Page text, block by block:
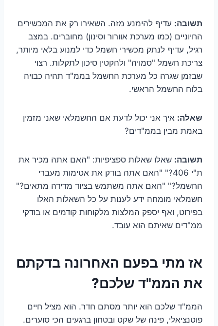
תשובה: עדיף להימנע מזה. השאירו רק את המכשירים
החיוניים (כמו מערכת אוורור וסינון) מחוברים. במצב
רגיל, עדיף לנתק מכשירי חשמל כדי למנוע בלאי מיותר,
צריכת חשמל "סמויה" ולהקטין סיכון לתקלות. רצוי
שבזמן שגרה כל מערכת החשמל בממ"ד תהיה כבויה
בלוח החשמל הראשי.
שאלה: איך אני יכול לדעת אם החשמלאי שאני מזמין
באמת מבין בממ"דים?
תשובה: שאלו שאלות ספציפיות: "האם אתה מכיר את
ת"י 406?" "האם אתה בודק את אטימות מעברי
החשמל?" "האם אתה משתמש בציוד מדידה מתאים?"
חשמלאי מומחה ידע לענות על כל השאלות האלו
בפירוט, ואף יספק המלצות מלקוחות קודמים או בודקי
ממ"דים שאיתם הוא עובד.
אז מתי בפעם האחרונה בדקתם
את הממ"ד שלכם?
הממ"ד שלכם הוא יותר מסתם חדר. הוא מציל חיים
פוטנציאלי, פינה של שקט ובטחון ברגעים הכי סוערים.